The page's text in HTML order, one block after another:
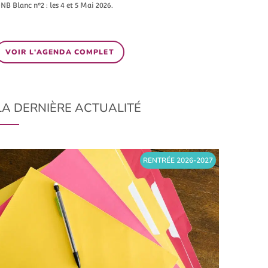
Blanc n°2 : les 4 et 5 Mai 2026.
VOIR L'AGENDA COMPLET
DERNIÈRE ACTUALITÉ
RENTRÉE 2026-2027